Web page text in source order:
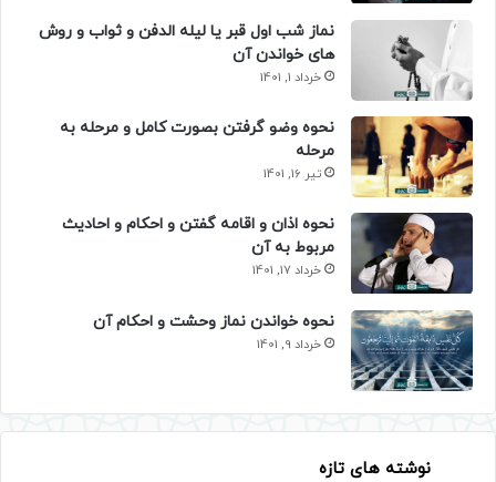
نماز شب اول قبر یا لیله الدفن و ثواب و روش
های خواندن آن
خرداد 1, 1401
نحوه وضو گرفتن بصورت کامل و مرحله به
مرحله
تیر 16, 1401
نحوه اذان و اقامه گفتن و احکام و احادیث
مربوط به آن
خرداد 17, 1401
نحوه خواندن نماز وحشت و احکام آن
خرداد 9, 1401
نوشته های تازه